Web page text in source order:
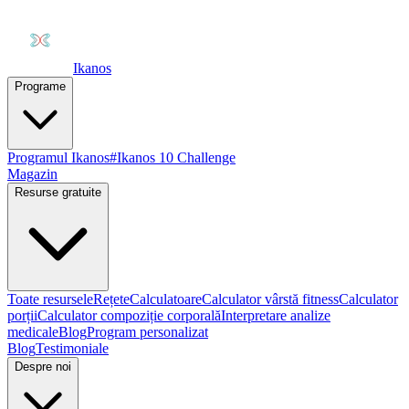
Ikanos
Programe
Programul Ikanos#Ikanos 10 Challenge
Magazin
Resurse gratuite
Toate resurseleRețeteCalculatoareCalculator vârstă fitnessCalculator
porțiiCalculator compoziție corporalăInterpretare analize
medicaleBlogProgram personalizat
BlogTestimoniale
Despre noi